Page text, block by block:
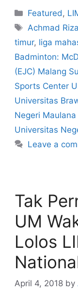
Featured ,
Achmad
timur, liga
Badminton:
(EJC) Malang
Sports Center
Universitas
Negeri
Universitas
Leave a
Tak
UM
Lolos
April 4, 2018 by